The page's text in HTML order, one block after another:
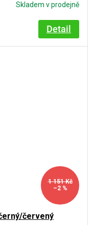
Skladem v prodejně
Detail
1 151 Kč
–2 %
červený